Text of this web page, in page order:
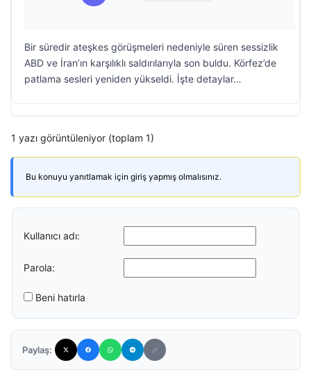
Bir süredir ateşkes görüşmeleri nedeniyle süren sessizlik
ABD ve İran’ın karşılıklı saldırılarıyla son buldu. Körfez’de
patlama sesleri yeniden yükseldi. İşte detaylar…
1 yazı görüntüleniyor (toplam 1)
Bu konuyu yanıtlamak için giriş yapmış olmalısınız.
Kullanıcı adı:
Parola:
Beni hatırla
Paylaş: